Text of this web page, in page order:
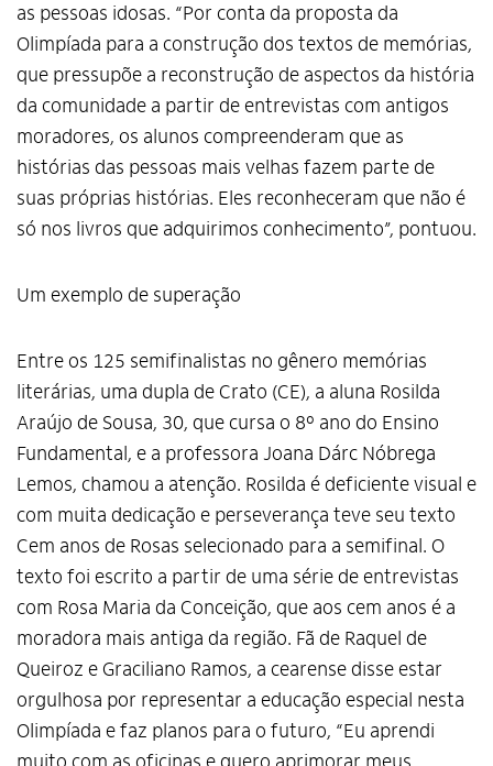
as pessoas idosas. “Por conta da proposta da
Olimpíada para a construção dos textos de memórias,
que pressupõe a reconstrução de aspectos da história
da comunidade a partir de entrevistas com antigos
moradores, os alunos compreenderam que as
histórias das pessoas mais velhas fazem parte de
suas próprias histórias. Eles reconheceram que não é
só nos livros que adquirimos conhecimento”, pontuou.
Um exemplo de superação
Entre os 125 semifinalistas no gênero memórias
literárias, uma dupla de Crato (CE), a aluna Rosilda
Araújo de Sousa, 30, que cursa o 8º ano do Ensino
Fundamental, e a professora Joana Dárc Nóbrega
Lemos, chamou a atenção. Rosilda é deficiente visual e
com muita dedicação e perseverança teve seu texto
Cem anos de Rosas selecionado para a semifinal. O
texto foi escrito a partir de uma série de entrevistas
com Rosa Maria da Conceição, que aos cem anos é a
moradora mais antiga da região. Fã de Raquel de
Queiroz e Graciliano Ramos, a cearense disse estar
orgulhosa por representar a educação especial nesta
Olimpíada e faz planos para o futuro, “Eu aprendi